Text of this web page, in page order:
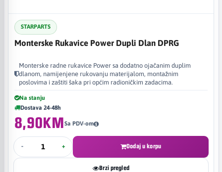
STARPARTS
Monterske Rukavice Power Dupli Dlan DPRG
Monterske radne rukavice Power sa dodatno ojačanim duplim
dlanom, namijenjene rukovanju materijalom, montažnim
poslovima i zaštiti šaka pri općim radioničkim zadacima.
Na stanju
Dostava 24-48h
8,90KMSa PDV-om
- + Dodaj u korpu
Brzi pregled